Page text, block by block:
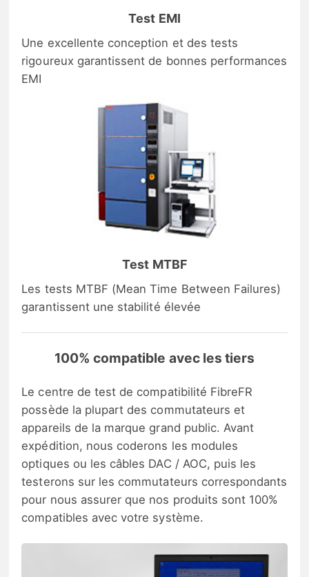
Test EMI
Une excellente conception et des tests
rigoureux garantissent de bonnes performances
EMI
Test MTBF
Les tests MTBF (Mean Time Between Failures)
garantissent une stabilité élevée
100% compatible avec les tiers
Le centre de test de compatibilité FibreFR
possède la plupart des commutateurs et
appareils de la marque grand public. Avant
expédition, nous coderons les modules
optiques ou les câbles DAC / AOC, puis les
testerons sur les commutateurs correspondants
pour nous assurer que nos produits sont 100%
compatibles avec votre système.